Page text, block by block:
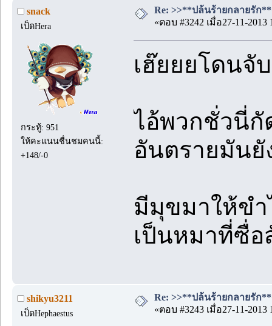
snack
เป็ดHera
กระทู้: 951
ให้คะแนนชื่นชมคนนี้:
+148/-0
Re: >>**ปล้นร้ายกลายรัก
«ตอบ #3242 เมื่อ27-11-2013
เฮ๊ยยยโดนจั
ไอ้พวกชั่วนี่กั
อันตรายมันยั
มีมุขมาให้ขำ
เป็นหมาที่ซื่อ
shikyu3211
เป็ดHephaestus
Re: >>**ปล้นร้ายกลายรัก
«ตอบ #3243 เมื่อ27-11-2013